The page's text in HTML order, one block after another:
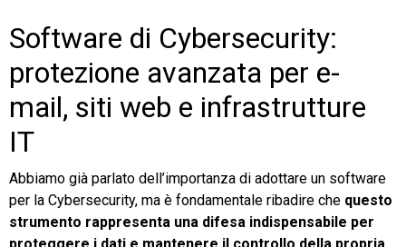
Software di Cybersecurity:
protezione avanzata per e-
mail, siti web e infrastrutture
IT
Abbiamo già parlato dell’importanza di adottare un software
per la Cybersecurity, ma è fondamentale ribadire che questo
strumento rappresenta una difesa indispensabile per